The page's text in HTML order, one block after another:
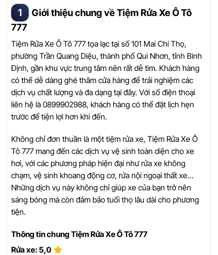
Giới thiệu chung về Tiệm Rửa Xe Ô Tô
777
Tiệm Rửa Xe Ô Tô 777 tọa lạc tại số 101 Mai Chí Thọ,
phường Trần Quang Diệu, thành phố Qui Nhơn, tỉnh Bình
Định, gần khu vực trung tâm nên rất dễ tìm. Khách hàng
có thể dễ dàng ghé thăm cửa hàng để trải nghiệm các
dịch vụ chất lượng và đa dạng tại đây. Với số điện thoại
liên hệ là 0899902988, khách hàng có thể đặt lịch hẹn
trước để tiện lợi hơn khi đến.
Không chỉ đơn thuần là một tiệm rửa xe, Tiệm Rửa Xe Ô
Tô 777 mang đến các dịch vụ vệ sinh toàn diện cho xe
hơi, với các phương pháp hiện đại như rửa xe không
chạm, vệ sinh khoang động cơ, rửa nội ngoại thất xe…
Những dịch vụ này không chỉ giúp xe của bạn trở nên
sáng bóng mà còn đảm bảo tuổi thọ lâu dài cho phương
tiện.
Thông tin chung Tiệm Rửa Xe Ô Tô 777
Rửa xe: 5,0